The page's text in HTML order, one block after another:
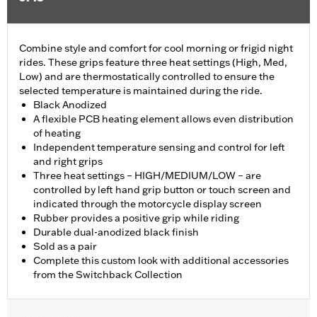
Combine style and comfort for cool morning or frigid night
rides. These grips feature three heat settings (High, Med,
Low) and are thermostatically controlled to ensure the
selected temperature is maintained during the ride.
Black Anodized
A flexible PCB heating element allows even distribution
of heating
Independent temperature sensing and control for left
and right grips
Three heat settings – HIGH/MEDIUM/LOW – are
controlled by left hand grip button or touch screen and
indicated through the motorcycle display screen
Rubber provides a positive grip while riding
Durable dual-anodized black finish
Sold as a pair
Complete this custom look with additional accessories
from the Switchback Collection